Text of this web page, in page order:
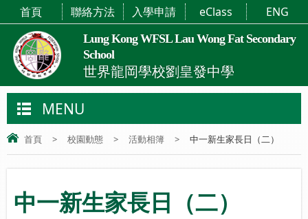
Lung Kong WFSL Lau Wong Fat Secondary
School
世界龍岡學校劉皇發中學
首頁 聯絡方法 入學申請 eClass ENG
MENU
首頁 > 校園動態 > 活動相簿 > 中一新生家長日（二）
中一新生家長日（二）